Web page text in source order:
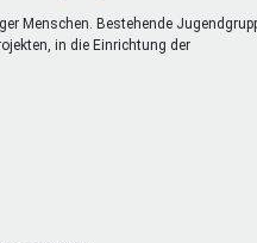
Menschen. Bestehende
in die Einrichtung der